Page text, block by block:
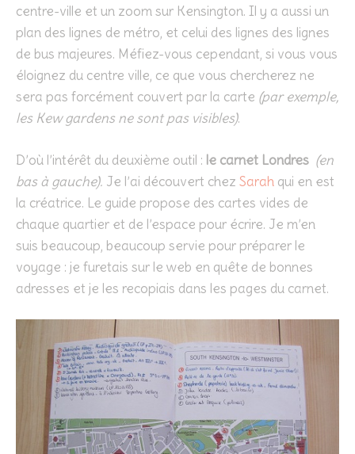
centre-ville et un zoom sur Kensington. Il y a aussi un
plan des lignes de métro, et celui des lignes des lignes
de bus majeures. Méfiez-vous cependant, si vous vous
éloignez du centre ville, ce que vous chercherez ne
sera pas forcément couvert par la carte (par exemple,
les Kew gardens ne sont pas visibles).
D’où l’intérêt du deuxième outil : le carnet Londres (en
bas à gauche). Je l’ai découvert chez Sarah qui en est
la créatrice. Le guide propose des cartes vides de
chaque quartier et de l’espace pour écrire. Je m’en
suis beaucoup, beaucoup servie pour préparer le
voyage : je furetais sur le web en quête de bonnes
adresses et je les recopiais dans les pages du carnet.